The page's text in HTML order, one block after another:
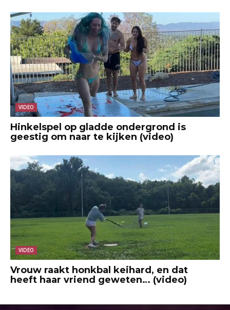
VIDEO
Hinkelspel op gladde ondergrond is
geestig om naar te kijken (video)
VIDEO
Vrouw raakt honkbal keihard, en dat
heeft haar vriend geweten… (video)